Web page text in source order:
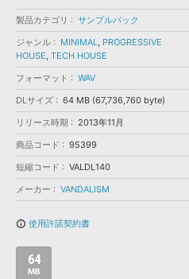
サンプルパック »
ソフトウェア／ツール »
DAW »
効果音 »
BGM »
特集 »
ニュースレター »
SONICWIREブログ »
製品サポート情報 »
DTMガイド »
FAQ »
お問い合わせ »
APS
ソフト音源 プラグイン・エ
ソフトウェア／ツール
メーカー
フォーマット
ランキング
製品カテゴリ
サンプルパック
ジャンル
MINIMAL, PROGRESSIVE
HOUSE, TECH HOUSE
フォーマット
WAV
DLサイズ
64 MB (67,736,760 byte)
リリース時期
2013年11月
商品コード
95399
短縮コード
VALDL140
メーカー
VANDALISM
info_outline 使用許諾契約書
64
MB